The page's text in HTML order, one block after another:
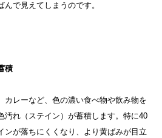
で見えてしまうのです。
積
カレーなど、色の濃い食べ物や飲み物を
汚れ（ステイン）が蓄積します。特に40
ンが落ちにくくなり、より黄ばみが目立